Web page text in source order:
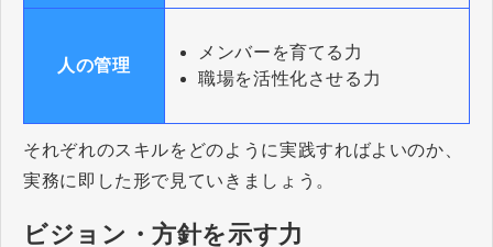
人の管理
メンバーを育てる力
職場を活性化させる力
それぞれのスキルをどのように実践すればよいのか、
実務に即した形で見ていきましょう。
ビジョン・方針を示す力